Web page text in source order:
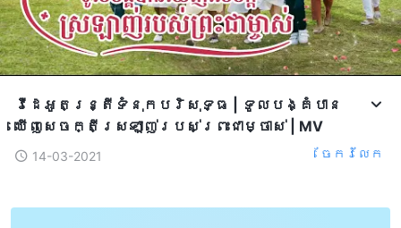
វីដេអូតន្រ្តីទំនុកបរិសុទ្ធ | ទូលបង្គំបាន
ឃើញសេចក្តីស្រឡាញ់របស់ព្រះជាម្ចាស់ | MV
14-03-2021 ចែក​រំលែក